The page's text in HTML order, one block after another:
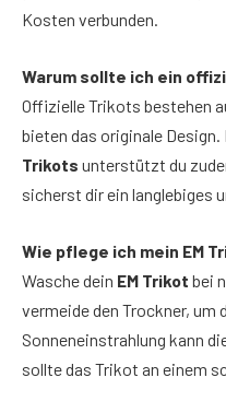
Kosten verbunden.
Warum sollte ich ein
Offizielle Trikots bestehen
bieten das originale
Trikots unterstützt du
sicherst dir ein langlebiges
Wie pflege ich mein EM
Wasche dein EM Trikot bei
vermeide den Trockner, um
Sonneneinstrahlung kann
sollte das Trikot an einem